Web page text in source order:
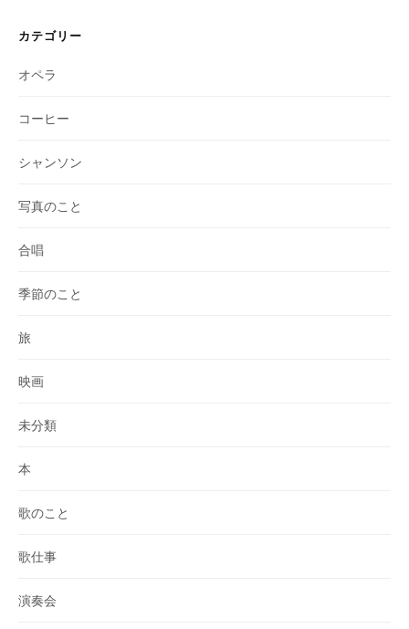
カテゴリー
オペラ
コーヒー
シャンソン
写真のこと
合唱
季節のこと
旅
映画
未分類
本
歌のこと
歌仕事
演奏会